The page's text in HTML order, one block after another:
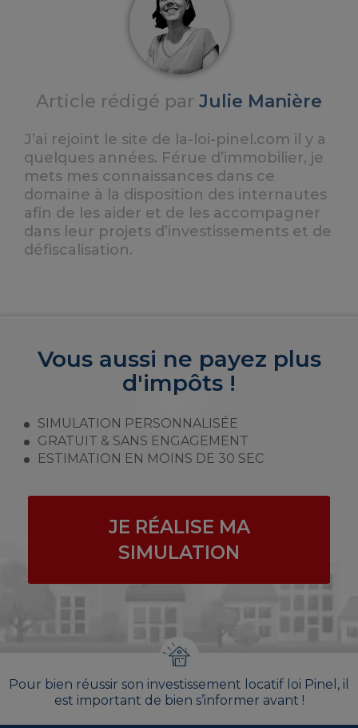
Article rédigé par Julie Manière
J’ai rejoint le site de la-loi-pinel.com il y a
quelques années. Férue d’immobilier, je
mets mes connaissances dans ce
domaine à la disposition des internautes
afin de les aider et de les accompagner
dans leur projets d’investissements et de
défiscalisation.
Vous aussi ne payez plus
d'impôts !
SIMULATION PERSONNALISÉE
GRATUIT & SANS ENGAGEMENT
ESTIMATION EN MOINS DE 30 SEC
JE RÉALISE MA
SIMULATION
Pour bien réussir son investissement locatif loi Pinel, il
est important de bien s’informer avant !